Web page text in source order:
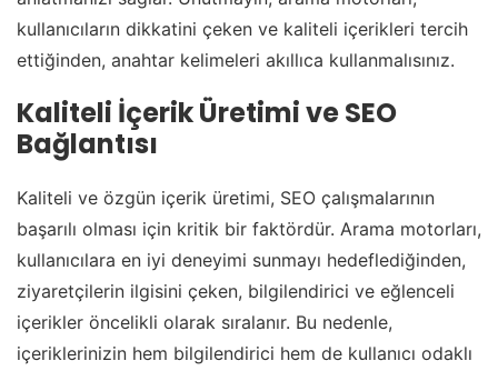
kullanıcıların dikkatini çeken ve kaliteli içerikleri tercih
ettiğinden, anahtar kelimeleri akıllıca kullanmalısınız.
Kaliteli İçerik Üretimi ve SEO
Bağlantısı
Kaliteli ve özgün içerik üretimi, SEO çalışmalarının
başarılı olması için kritik bir faktördür. Arama motorları,
kullanıcılara en iyi deneyimi sunmayı hedeflediğinden,
ziyaretçilerin ilgisini çeken, bilgilendirici ve eğlenceli
içerikler öncelikli olarak sıralanır. Bu nedenle,
içeriklerinizin hem bilgilendirici hem de kullanıcı odaklı